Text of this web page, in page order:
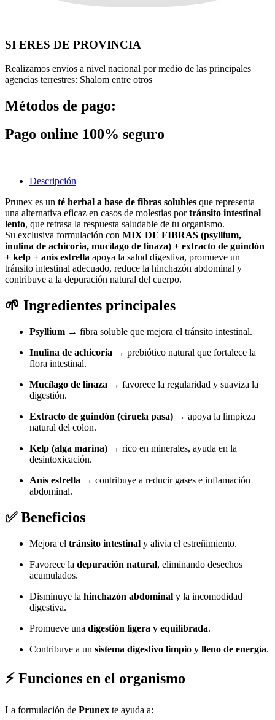
SI ERES DE PROVINCIA
Realizamos envíos a nivel nacional por medio de las principales
agencias terrestres: Shalom entre otros
Métodos de pago:
Pago online 100% seguro
Descripción
Prunex es un té herbal a base de fibras solubles que representa
una alternativa eficaz en casos de molestias portránsito intestinal
lento, que retrasa la respuesta saludable de tu organismo.
Su exclusiva formulación con MIX DE FIBRAS (psyllium,
inulina de achicoria, mucílago de linaza) + extracto de guindón
+ kelp + anís estrella apoya la salud digestiva, promueve un
tránsito intestinal adecuado, reduce la hinchazón abdominal y
contribuye a la depuración natural del cuerpo.
🌱 Ingredientes principales
Psyllium → fibra soluble que mejora el tránsito intestinal.
Inulina de achicoria → prebiótico natural que fortalece la
flora intestinal.
Mucílago de linaza → favorece la regularidad y suaviza la
digestión.
Extracto de guindón (ciruela pasa) → apoya la limpieza
natural del colon.
Kelp (alga marina) → rico en minerales, ayuda en la
desintoxicación.
Anís estrella → contribuye a reducir gases e inflamación
abdominal.
✅Beneficios
Mejora el tránsito intestinal y alivia el estreñimiento.
Favorece la depuración natural, eliminando desechos
acumulados.
Disminuye la hinchazón abdominal y la incomodidad
digestiva.
Promueve una digestión ligera y equilibrada.
Contribuye a un sistema digestivo limpio y lleno de energía.
⚡ Funciones en el organismo
La formulación de Prunex te ayuda a: